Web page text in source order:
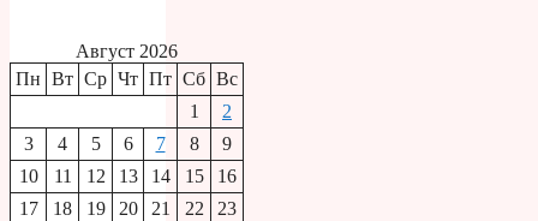
Август 2026
Пн Вт Ср Чт Пт Сб Вс
1
2
3
4 5 6 7 8
9
10
11 12 13 14 15
16
17
18 19 20 21 22
23